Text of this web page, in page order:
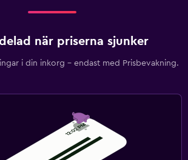
när priserna sjunker
i din inkorg – endast med Prisbevakning.